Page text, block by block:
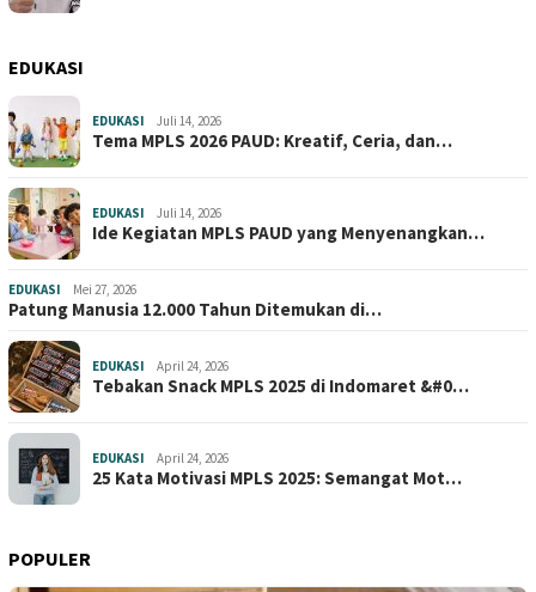
EDUKASI
EDUKASI Juli 14, 2026
Tema MPLS 2026 PAUD: Kreatif, Ceria, dan…
EDUKASI Juli 14, 2026
Ide Kegiatan MPLS PAUD yang Menyenangkan…
EDUKASI Mei 27, 2026
Patung Manusia 12.000 Tahun Ditemukan di…
EDUKASI April 24, 2026
Tebakan Snack MPLS 2025 di Indomaret &#0…
EDUKASI April 24, 2026
25 Kata Motivasi MPLS 2025: Semangat Mot…
POPULER